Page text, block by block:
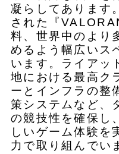
凝らしてあります
された『
料、世界中のより
めるよう幅広いス
います。ライアッ
地における最高ク
ーとインフラの整
策システムなど、
の競技性を確保し
しいゲーム体験を
力で取り組んでい